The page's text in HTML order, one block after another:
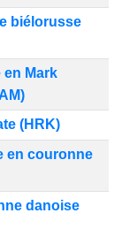
biélorusse
Mark
(HRK)
en couronne
danoise